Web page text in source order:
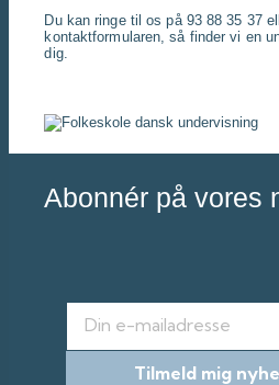
Du kan ringe til os på 93 88 35 37
kontaktformularen, så finder vi en
dig.
Abonnér på vores
Tilmeld mig